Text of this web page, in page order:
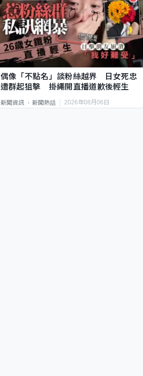
偶像「不點名」談粉絲越界 日女死忠
遭群起狙擊 掛繩開直播道歉後輕生
新聞資訊 新聞熱話 2026年08月06日